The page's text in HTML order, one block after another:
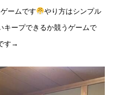
ームです やり方はシンプル
キープできるか競うゲームで
す→